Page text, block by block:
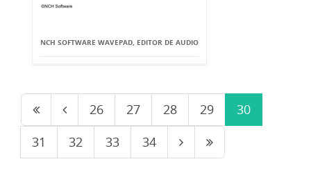
NCH SOFTWARE WAVEPAD, EDITOR DE AUDIO
26 27 28 29
30
31
32 33 34